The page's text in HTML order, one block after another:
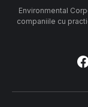
Environmental
companiile cu